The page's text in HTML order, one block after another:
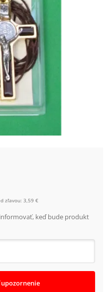
zľavou: 3,59 €
keď bude produkt